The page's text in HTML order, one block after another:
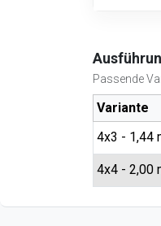
Passende
Variante
4x3 - 1,44
4x4 - 2,00